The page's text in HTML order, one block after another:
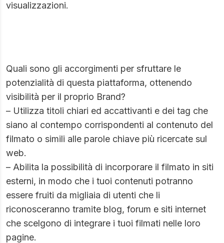
visualizzazioni.
Quali sono gli accorgimenti per sfruttare le
potenzialità di questa piattaforma, ottenendo
visibilità per il proprio Brand?
– Utilizza titoli chiari ed accattivanti e dei tag che
siano al contempo corrispondenti al contenuto del
filmato o simili alle parole chiave più ricercate sul
web.
– Abilita la possibilità di incorporare il filmato in siti
esterni, in modo che i tuoi contenuti potranno
essere fruiti da migliaia di utenti che li
riconosceranno tramite blog, forum e siti internet
che scelgono di integrare i tuoi filmati nelle loro
pagine.